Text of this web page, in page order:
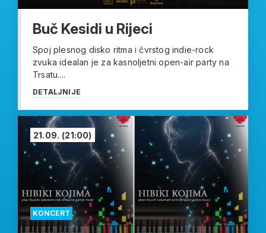
Buč Kesidi u Rijeci
Spoj plesnog disko ritma i čvrstog indie-rock
zvuka idealan je za kasnoljetni open-air party na
Trsatu....
DETALJNIJE
KONCERT
21.09. (21:00)